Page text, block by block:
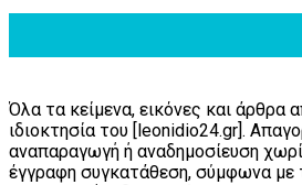
Όλα τα κείμενα, εικόνες και άρθρα
ιδιοκτησία του [leonidio24.gr].
αναπαραγωγή ή αναδημοσίευση
έγγραφη συγκατάθεση, σύμφωνα με